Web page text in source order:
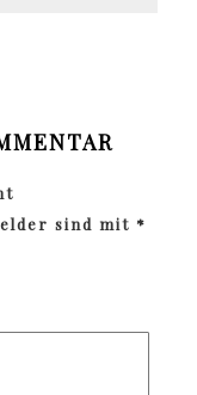
sind mit *